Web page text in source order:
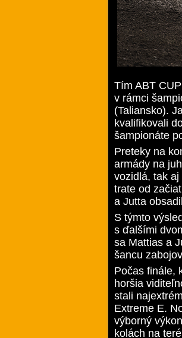
Tím ABT
v rámci
(Taliansko).
kvalifikovali
šampionáte
Preteky na
armády na
vozidlá, tak
trate od
a Jutta
S týmto
s ďalšími
sa Mattias a
šancu
Počas finále,
horšia
stali
Extreme E.
výborný
kolách na